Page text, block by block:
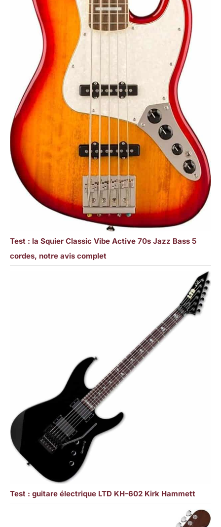
Test : la Squier Classic Vibe Active 70s Jazz Bass 5
cordes, notre avis complet
Test : guitare électrique LTD KH-602 Kirk Hammett